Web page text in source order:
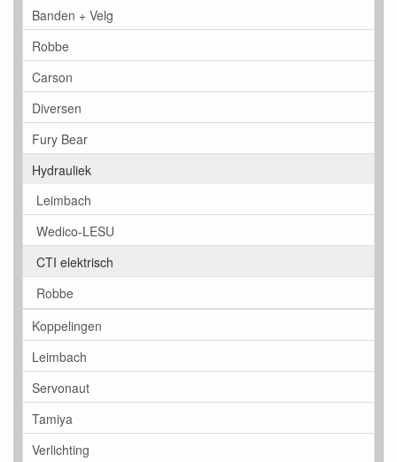
Banden + Velg
Robbe
Carson
Diversen
Fury Bear
Hydrauliek
Leimbach
Wedico-LESU
CTI elektrisch
Robbe
Koppelingen
Leimbach
Servonaut
Tamiya
Verlichting